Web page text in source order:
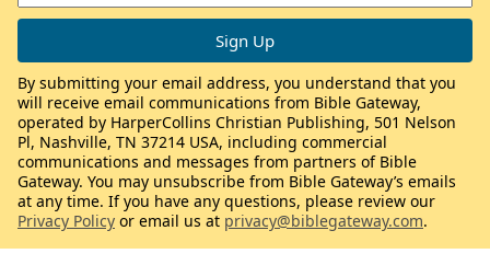
By submitting your email address, you understand that you
will receive email communications from Bible Gateway,
operated by HarperCollins Christian Publishing, 501 Nelson
Pl, Nashville, TN 37214 USA, including commercial
communications and messages from partners of Bible
Gateway. You may unsubscribe from Bible Gateway’s emails
at any time. If you have any questions, please review our
Privacy Policy or email us at privacy@biblegateway.com.